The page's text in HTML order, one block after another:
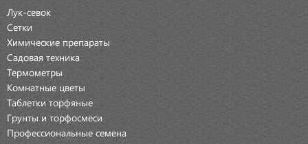
Лук-севок
Сетки
Химические препараты
Садовая техника
Термометры
Комнатные цветы
Таблетки торфяные
Грунты и торфосмеси
Профессиональные семена